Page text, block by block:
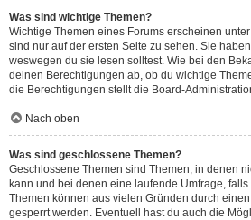
Was sind wichtige Themen?
Wichtige Themen eines Forums erscheinen
sind nur auf der ersten Seite zu sehen. Sie
weswegen du sie lesen solltest. Wie bei den
deinen Berechtigungen ab, ob du wichtige
die Berechtigungen stellt die Board-
Nach oben
Was sind geschlossene Themen?
Geschlossene Themen sind Themen, in denen
kann und bei denen eine laufende Umfrage,
Themen können aus vielen Gründen durch
gesperrt werden. Eventuell hast du auch die